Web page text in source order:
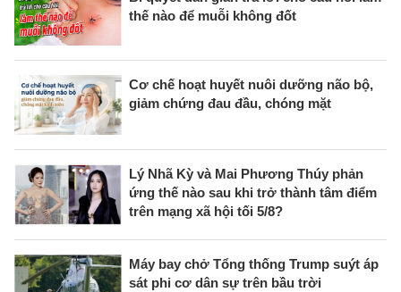
thế nào để muỗi không đốt
Cơ chế hoạt huyết nuôi dưỡng não bộ,
giảm chứng đau đầu, chóng mặt
Lý Nhã Kỳ và Mai Phương Thúy phản
ứng thế nào sau khi trở thành tâm điểm
trên mạng xã hội tối 5/8?
Máy bay chở Tổng thống Trump suýt áp
sát phi cơ dân sự trên bầu trời